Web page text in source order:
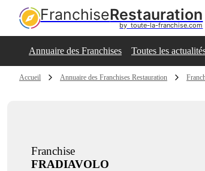
FranchiseRestauration
by  toute-la-franchise.com
Annuaire des Franchises Toutes les
Accueil Annuaire des Franchises Restauration
Franchise
FRADIAVOLO